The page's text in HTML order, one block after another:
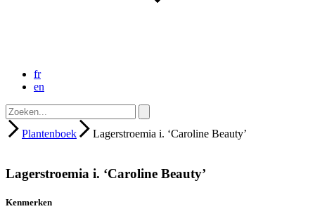
fr
en
Plantenboek Lagerstroemia i. ‘Caroline Beauty’
Lagerstroemia i. ‘Caroline Beauty’
Kenmerken